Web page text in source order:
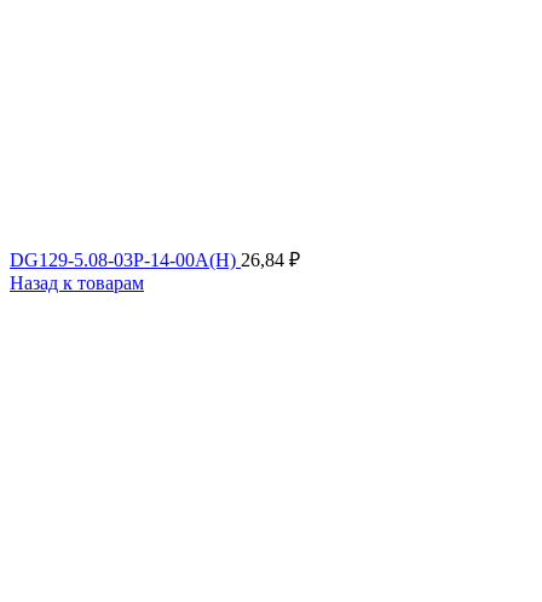
DG129-5.08-03P-14-00A(H) 26,84 ₽
Назад к товарам